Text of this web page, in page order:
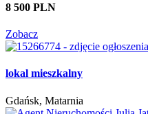
8 500 PLN
Zobacz
lokal mieszkalny
Gdańsk, Matarnia